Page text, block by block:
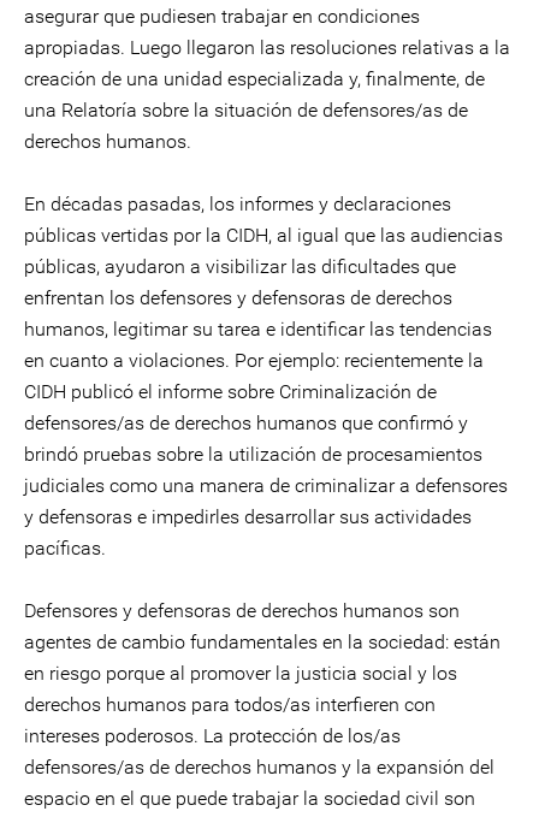
asegurar que pudiesen trabajar en condiciones
apropiadas. Luego llegaron las resoluciones relativas a la
creación de una unidad especializada y, finalmente, de
una Relatoría sobre la situación de defensores/as de
derechos humanos.
En décadas pasadas, los informes y declaraciones
públicas vertidas por la CIDH, al igual que las audiencias
públicas, ayudaron a visibilizar las dificultades que
enfrentan los defensores y defensoras de derechos
humanos, legitimar su tarea e identificar las tendencias
en cuanto a violaciones. Por ejemplo: recientemente la
CIDH publicó el informe sobre Criminalización de
defensores/as de derechos humanos que confirmó y
brindó pruebas sobre la utilización de procesamientos
judiciales como una manera de criminalizar a defensores
y defensoras e impedirles desarrollar sus actividades
pacíficas.
Defensores y defensoras de derechos humanos son
agentes de cambio fundamentales en la sociedad: están
en riesgo porque al promover la justicia social y los
derechos humanos para todos/as interfieren con
intereses poderosos. La protección de los/as
defensores/as de derechos humanos y la expansión del
espacio en el que puede trabajar la sociedad civil son